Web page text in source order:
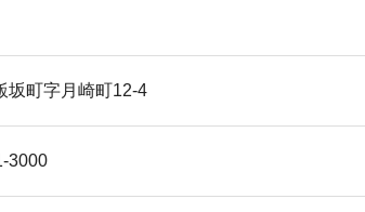
坂町字月崎町12-4
3000